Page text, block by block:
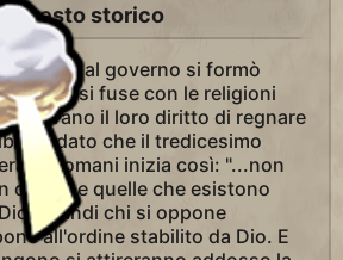
storico
divino al governo si formò
si fuse con le religioni
il loro diritto di regnare
dato che il tredicesimo
ai Romani inizia così: "...non
da Dio e quelle che esistono
Quindi chi si oppone
all'ordine stabilito da Dio. E